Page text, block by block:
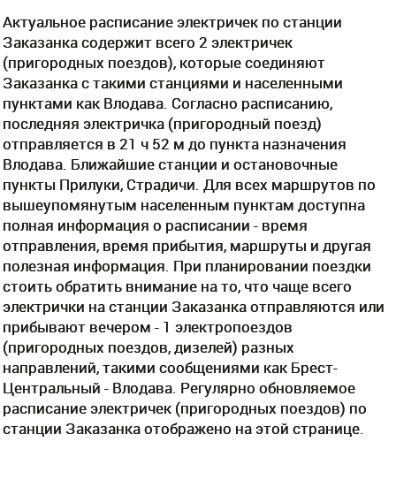
Актуальное расписание электричек по станции
Заказанка содержит всего 2 электричек
(пригородных поездов), которые соединяют
Заказанка с такими станциями и населенными
пунктами как Влодава. Согласно расписанию,
последняя электричка (пригородный поезд)
отправляется в 21 ч 52 м до пункта назначения
Влодава. Ближайшие станции и остановочные
пункты Прилуки, Страдичи. Для всех маршрутов по
вышеупомянутым населенным пунктам доступна
полная информация о расписании - время
отправления, время прибытия, маршруты и другая
полезная информация. При планировании поездки
стоить обратить внимание на то, что чаще всего
электрички на станции Заказанка отправляются или
прибывают вечером - 1 электропоездов
(пригородных поездов, дизелей) разных
направлений, такими сообщениями как Брест-
Центральный - Влодава. Регулярно обновляемое
расписание электричек (пригородных поездов) по
станции Заказанка отображено на этой странице.